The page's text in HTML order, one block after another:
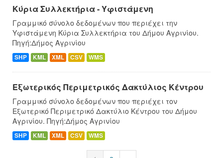
Κύρια Συλλεκτήρια - Υφιστάμενη
Γραμμικό σύνολο δεδομένων που περιέχει την
Υφιστάμενη Κύρια Συλλεκτήρια του Δήμου Αγρινίου.
Πηγή:Δήμος Αγρινίου
SHP KML XML CSV WMS
Εξωτερικός Περιμετρικός Δακτύλιος Κέντρου
Γραμμικό σύνολο δεδομένων που περιέχει τον
Εξωτερικό Περιμετρικό Δακτύλιο Κέντρου του Δήμου
Αγρινίου. Πηγή:Δήμος Αγρινίου
SHP KML XML CSV WMS